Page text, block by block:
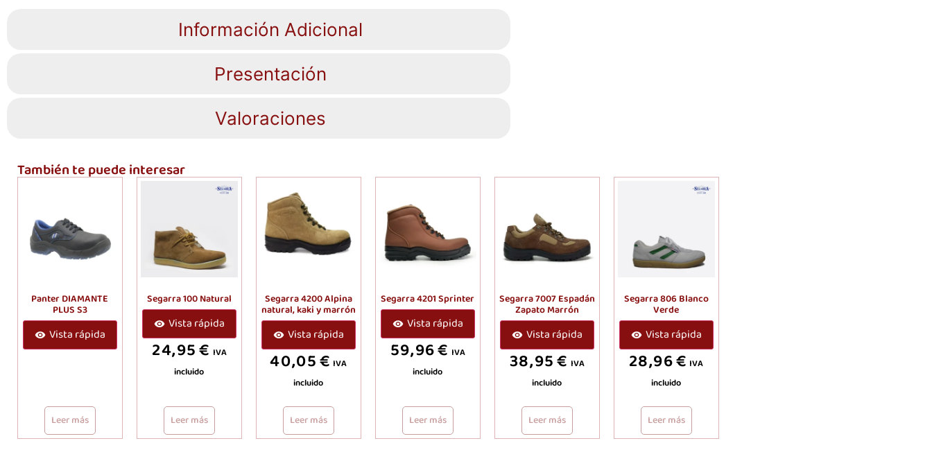
Información Adicional
Presentación
Valoraciones
También te puede interesar
Panter DIAMANTE
PLUS S3
Vista rápida
Leer más
Segarra 100 Natural
Vista rápida
24,95€ IVA
incluido
Leer más
Segarra 4200 Alpina
natural, kaki y marrón
Vista rápida
40,05€ IVA
incluido
Leer más
Segarra 4201 Sprinter
Vista rápida
59,96€ IVA
incluido
Leer más
Segarra 7007 Espadán
Zapato Marrón
Vista rápida
38,95€ IVA
incluido
Leer más
Segarra 806 Blanco
Verde
Vista rápida
28,96€ IVA
incluido
Leer más